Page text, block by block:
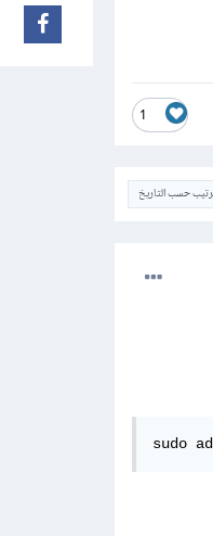
1
حسب التاريخ
sudo